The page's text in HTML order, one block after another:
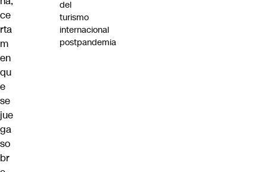
ce
rta
m
en
qu
e
se
jue
ga
so
br
del
turismo
internacional
postpandemia